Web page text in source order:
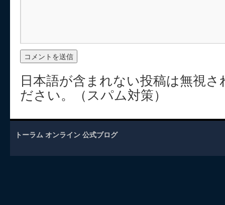
日本語が含まれない投稿は無視
ださい。（スパム対策）
トーラム オンライン 公式ブログ